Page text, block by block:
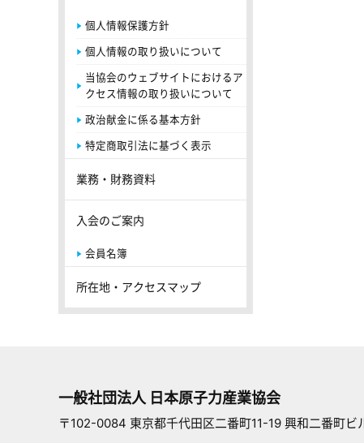
個人情報保護方針
個人情報の取り扱いについて
当協会のウェブサイトにおけるア
クセス情報の取り扱いについて
政治献金に係る基本方針
特定商取引法に基づく表示
業務・財務資料
入会のご案内
会員名簿
所在地・アクセスマップ
一般社団法人 日本原子力産業協会
〒102-0084 東京都千代田区二番町11-19 興和二番町ビ